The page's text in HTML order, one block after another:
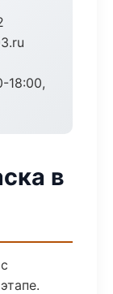
18:00,
в